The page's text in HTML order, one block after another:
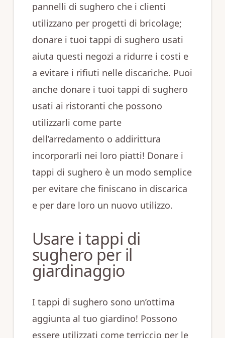
pannelli di sughero che i clienti
utilizzano per progetti di bricolage;
donare i tuoi tappi di sughero usati
aiuta questi negozi a ridurre i costi e
a evitare i rifiuti nelle discariche. Puoi
anche donare i tuoi tappi di sughero
usati ai ristoranti che possono
utilizzarli come parte
dell’arredamento o addirittura
incorporarli nei loro piatti! Donare i
tappi di sughero è un modo semplice
per evitare che finiscano in discarica
e per dare loro un nuovo utilizzo.
Usare i tappi di
sughero per il
giardinaggio
I tappi di sughero sono un’ottima
aggiunta al tuo giardino! Possono
essere utilizzati come terriccio per le